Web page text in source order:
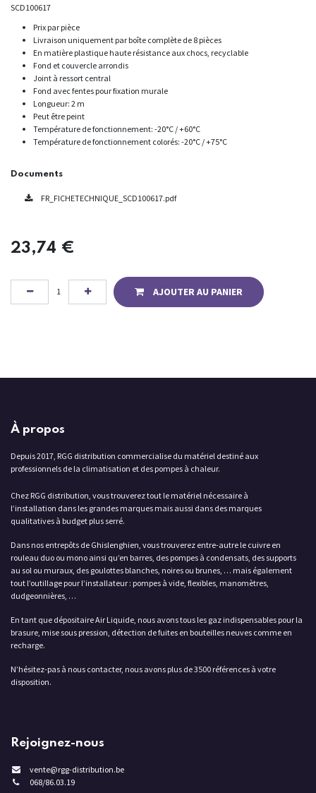
SCD100617
Prix par pièce
Livraison uniquement par boîte complète de 8 pièces
En matière plastique haute résistance aux chocs, recyclable
Fond et couvercle arrondis
Joint à ressort central
Fond avec fentes pour fixation murale
Longueur: 2 m
Peut être peint
Température de fonctionnement: -20°C / +60°C
Température de fonctionnement colorés: -20°C / +75°C
Documents
FR_FICHETECHNIQUE_SCD100617.pdf
23,74 €
AJOUTER AU PANIER
À propos
Depuis 2017, RGG distribution commercialise du matériel destiné aux
professionnels de la climatisation et des pompes à chaleur.
Chez RGG distribution, vous trouverez tout le matériel nécessaire à
l’installation dans les grandes marques mais aussi dans des marques
qualitatives à budget plus serré.
Dans nos entrepôts de Ghislenghien, vous trouverez entre-autre le cuivre en
rouleau duo ou mono ainsi qu’en barres, des pompes à condensats, des supports
au sol ou muraux, des goulottes blanches, noires ou brunes, … mais également
tout l’outillage pour l’installateur : pompes à vide, flexibles, manomètres,
dudgeonnières, …
En tant que dépositaire Air Liquide, nous avons tous les gaz indispensables pour la
brasure, mise sous pression, détection de fuites en bouteilles neuves comme en
recharge.
N’hésitez-pas à nous contacter, nous avons plus de 3500 références à votre
disposition.
Rejoignez-nous
vente@rgg-distribution.be
068/86.03.19